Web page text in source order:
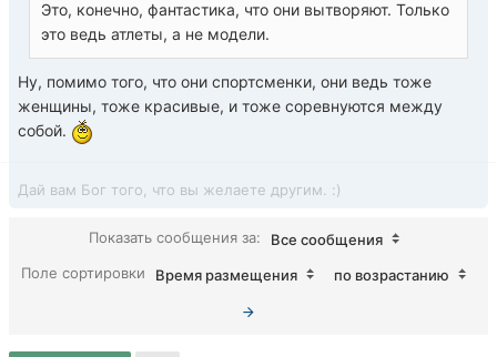
Это, конечно, фантастика, что они вытворяют. Только
это ведь атлеты, а не модели.
Ну, помимо того, что они спортсменки, они ведь тоже
женщины, тоже красивые, и тоже соревнуются между
собой.
Дай вам Бог того, что вы желаете другим. :)
Показать сообщения за:
Все сообщения
Поле сортировки
Время размещения по возрастанию